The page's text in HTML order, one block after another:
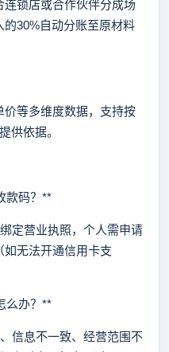
锁店或合作伙伴分成场
30%自动分账至原材料
等多维度数据，支持按
供依据。
码？**
营业执照，个人需申请
无法开通信用卡支
办？**
息不一致、经营范围不